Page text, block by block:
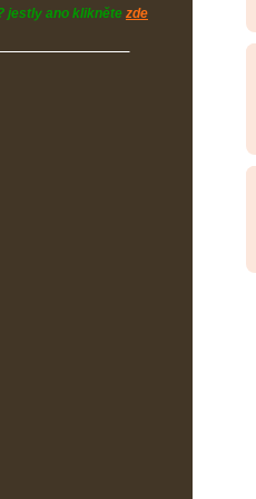
jestly ano klikněte zde